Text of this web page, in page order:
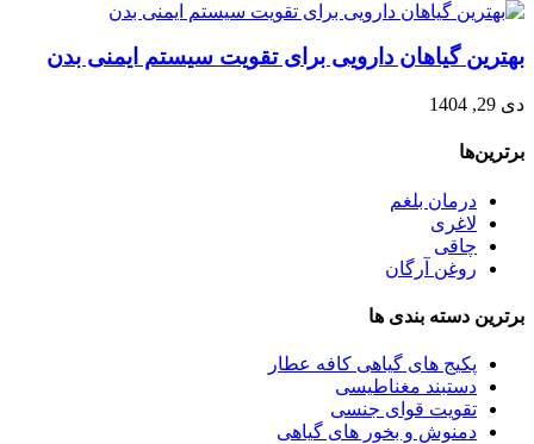
بهترین گیاهان دارویی برای تقویت سیستم ایمنی بدن
دی 29, 1404
برترین‌ها
درمان بلغم
لاغری
چاقی
روغن آرگان
برترین‌ دسته بندی ها
پکیج های گیاهی کافه عطار
دستبند مغناطیسی
تقویت قوای جنسی
دمنوش و بخور های گیاهی